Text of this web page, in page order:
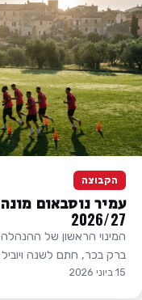
הקבוצה
עמיר נוסבאום
2026/27
המינוי הראשון של
ברק בכר, חתם לשנה
15 ביוני 2026